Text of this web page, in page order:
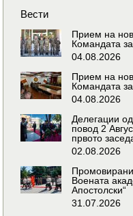
Вести
Прием на
Командата
04.08.2026
Прием на
Командата
04.08.2026
Делегации
повод 2
првото
02.08.2026
Воената
Апостолски“
31.07.2026